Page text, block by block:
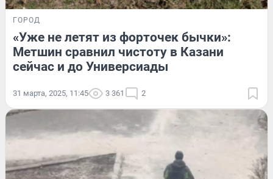
ГОРОД
«Уже не летят из форточек бычки»:
Метшин сравнил чистоту в Казани
сейчас и до Универсиады
31 марта, 2025, 11:45 3 361 2